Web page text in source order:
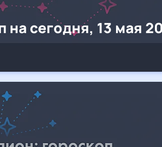
на сегодня, 13 мая